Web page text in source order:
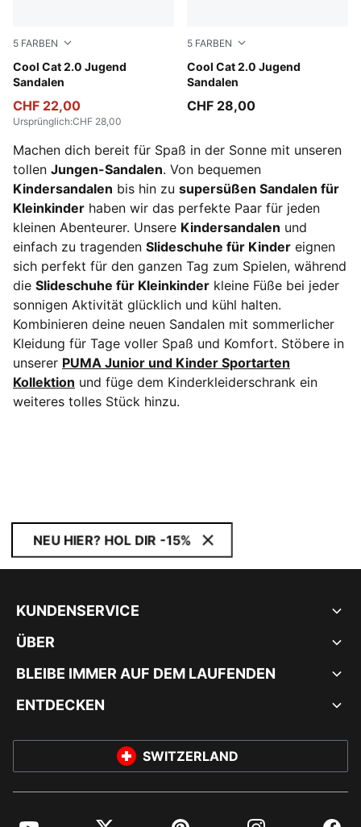
5 FARBEN
Cool Cat 2.0 Jugend
Sandalen
PUMA White-PUMA Navy-For All Time Red
CHF 22,00
Ursprünglich:CHF 28,00
5 FARBEN
Cool Cat 2.0 Jugend
Sandalen
PUMA Black-PUMA White
CHF 28,00
Machen dich bereit für Spaß in der Sonne mit unseren
tollen Jungen-Sandalen. Von bequemen
Kindersandalen bis hin zu supersüßen Sandalen für
Kleinkinder haben wir das perfekte Paar für jeden
kleinen Abenteurer. Unsere Kindersandalen und
einfach zu tragenden Slideschuhe für Kinder eignen
sich perfekt für den ganzen Tag zum Spielen, während
die Slideschuhe für Kleinkinder kleine Füße bei jeder
sonnigen Aktivität glücklich und kühl halten.
Kombinieren deine neuen Sandalen mit sommerlicher
Kleidung für Tage voller Spaß und Komfort. Stöbere in
unserer PUMA Junior und Kinder Sportarten
Kollektion und füge dem Kinderkleiderschrank ein
weiteres tolles Stück hinzu.
NEU HIER? HOL DIR -15%
KUNDENSERVICE
ÜBER
BLEIBE IMMER AUF DEM LAUFENDEN
ENTDECKEN
SWITZERLAND